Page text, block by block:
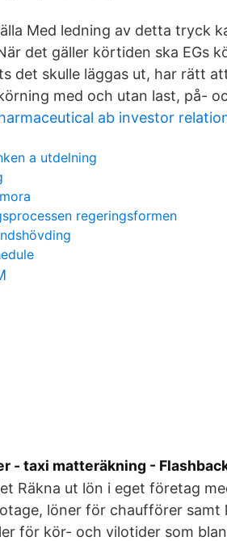
Med ledning av detta tryck
det gäller körtiden ska EGs
det skulle läggas ut, har rätt
med och utan last, på-
ab investor
a utdelning
regeringsformen
- taxi matteräkning -
Räkna ut lön i eget företag
löner för chaufförer
för kör- och vilotider som